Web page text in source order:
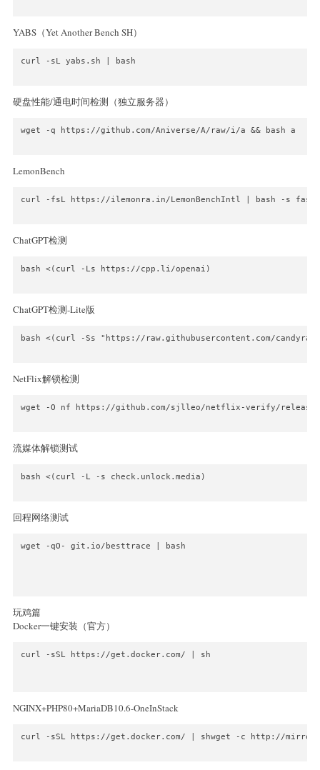
YABS（Yet Another Bench SH）
curl -sL yabs.sh | bash
硬盘性能/通电时间检测（独立服务器）
wget -q https://github.com/Aniverse/A/raw/i/a && bash a
LemonBench
curl -fsL https://ilemonra.in/LemonBenchIntl | bash -s fast
ChatGPT检测
bash <(curl -Ls https://cpp.li/openai)
ChatGPT检测-Lite版
bash <(curl -Ss "https://raw.githubusercontent.com/
NetFlix解锁检测
wget -O nf https://github.com/sjlleo/netflix-verify/releases/
流媒体解锁测试
bash <(curl -L -s check.unlock.media)
回程网络测试
wget -qO- git.io/besttrace | bash
玩鸡篇
Docker一键安装（官方）
curl -sSL https://get.docker.com/ | sh
NGINX+PHP80+MariaDB10.6-OneInStack
curl -sSL https://get.docker.com/ | shwget -c http://